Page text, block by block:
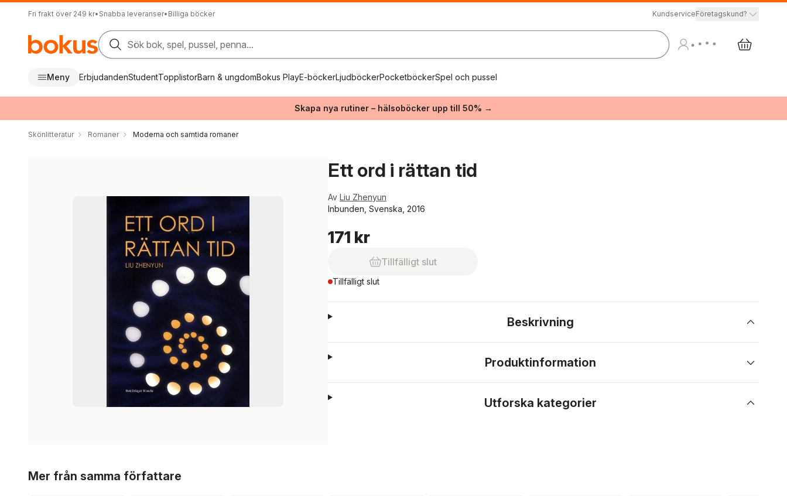
Fri frakt över 249 kr• Snabba leveranser• Billiga böcker KundserviceFöretagskund?
Sök bok, spel, pussel, penna...
Meny ErbjudandenStudentTopplistorBarn & ungdomBokus PlayE-böckerLjudböckerPocketböckerSpel och pussel
Skapa nya rutiner – hälsoböcker upp till 50% →
Skönlitteratur Romaner Moderna och samtida romaner
Ett ord i rättan tid
Av Liu Zhenyun
Inbunden, Svenska, 2016
171 kr
Tillfälligt slut
Tillfälligt slut
Beskrivning
Produktinformation
Utforska kategorier
Mer från samma författare